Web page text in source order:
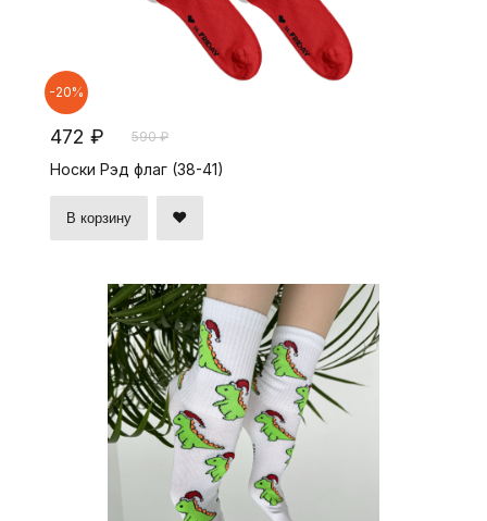
-20%
472 ₽ 590 ₽
Носки Рэд флаг (38-41)
В корзину